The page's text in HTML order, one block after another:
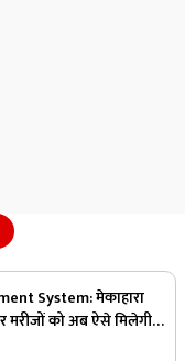
System: मेकाहारा
मरीजों को अब ऐसे मिलेगी
जांच